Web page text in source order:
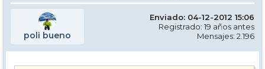
poli bueno
Enviado: 04-12-2012 15:06
Registrado: 19 años antes
Mensajes: 2.196